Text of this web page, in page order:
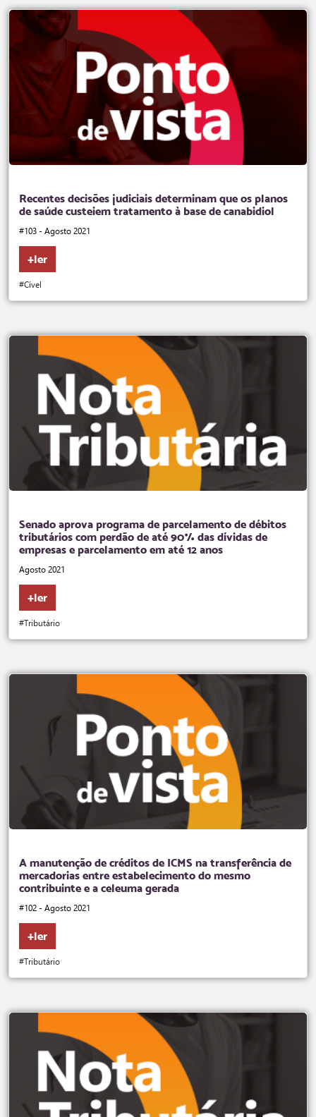
Recentes decisões judiciais determinam que os planos
de saúde custeiem tratamento à base de canabidiol
#103 - Agosto 2021
+ler
#Cível
Senado aprova programa de parcelamento de débitos
tributários com perdão de até 90% das dívidas de
empresas e parcelamento em até 12 anos
Agosto 2021
+ler
#Tributário
A manutenção de créditos de ICMS na transferência de
mercadorias entre estabelecimento do mesmo
contribuinte e a celeuma gerada
#102 - Agosto 2021
+ler
#Tributário